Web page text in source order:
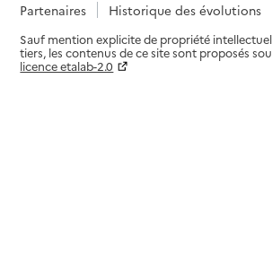
Partenaires
Historique des évolutions
Sauf mention explicite de propriété
tiers, les contenus de ce site sont proposés
licence etalab-2.0